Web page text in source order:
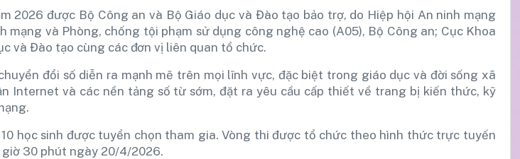
2026 được Bộ Công an và Bộ Giáo dục và Đào tạo bảo trợ, do Hiệp hội An ninh mạng
mạng và Phòng, chống tội phạm sử dụng công nghệ cao (A05), Bộ Công an; Cục Khoa
và Đào tạo cùng các đơn vị liên quan tổ chức.
đổi số diễn ra mạnh mẽ trên mọi lĩnh vực, đặc biệt trong giáo dục và đời sống xã
Internet và các nền tảng số từ sớm, đặt ra yêu cầu cấp thiết về trang bị kiến thức, kỹ
học sinh được tuyển chọn tham gia. Vòng thi được tổ chức theo hình thức trực tuyến
30 phút ngày 20/4/2026.